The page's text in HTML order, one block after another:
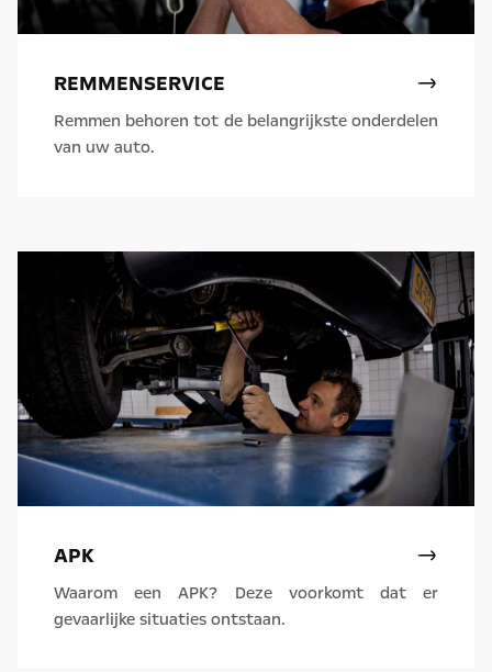
REMMENSERVICE
Remmen behoren tot de belangrijkste onderdelen
van uw auto.
APK
Waarom een APK? Deze voorkomt dat er
gevaarlijke situaties ontstaan.